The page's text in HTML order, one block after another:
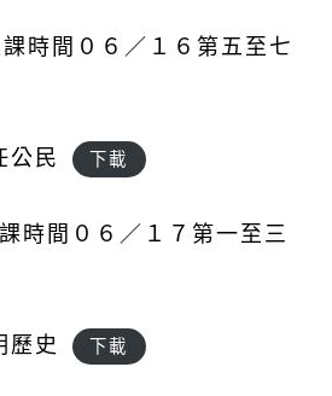
時間０６／１６第五至七
公民 下載
時間０６／１７第一至三
歷史 下載